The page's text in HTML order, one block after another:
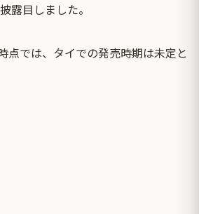
露目しました。
点では、タイでの発売時期は未定と